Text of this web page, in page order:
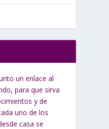
un enlace al
para que sirva
y de
uno de los
casa se